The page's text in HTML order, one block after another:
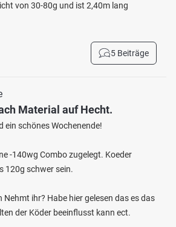
von 30-80g und ist 2,40m lang
5 Beiträge
Material auf Hecht.
ein schönes Wochenende!
-140wg Combo zugelegt. Koeder
120g schwer sein.
Nehmt ihr? Habe hier gelesen das es das
der Köder beeinflusst kann ect.